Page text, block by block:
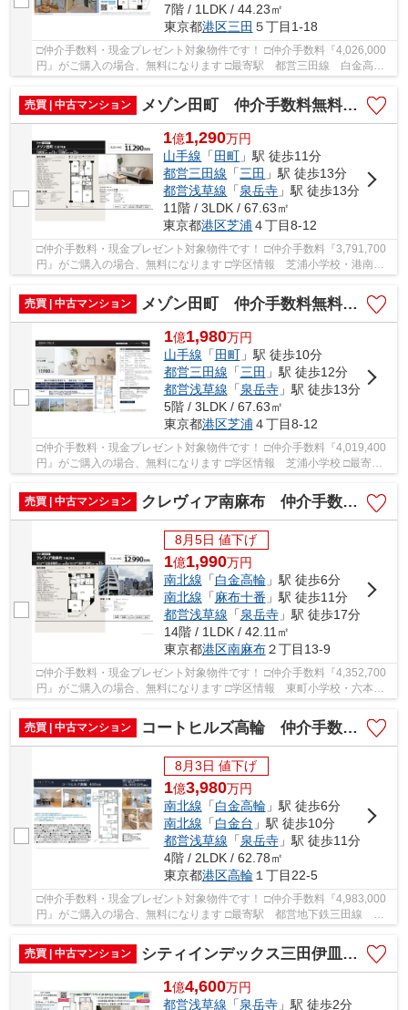
7階 / 1LDK / 44.23㎡
東京都港区三田 ５丁目1-18
□仲介手数料・現金プレゼント対象物件です！ □仲介手数料『4,026,000
円』がご購入の場合、無料になります □最寄駅 都営三田線 白金高輪
駅 徒歩約5分 □リノベーション物件 □東南×北...
売買 | 中古マンション
メゾン田町 仲介手数料無料＋60万円現金プレゼント中
1億1,290万円
山手線 「 田町 」駅 徒歩11分
都営三田線 「三田 」駅 徒歩13分
都営浅草線 「泉岳寺 」駅 徒歩13分
11階 / 3LDK / 67.63㎡
東京都港区芝浦 ４丁目8-12
□仲介手数料・現金プレゼント対象物件です！ □仲介手数料『3,791,700
円』がご購入の場合、無料になります □学区情報 芝浦小学校・港南中
学校 □最寄駅 JR山手線 田町駅 徒歩約11分 ...
売買 | 中古マンション
メゾン田町 仲介手数料無料＋60万円現金プレゼント中
1億1,980万円
山手線 「田町」駅 徒歩10分
都営三田線 「三田 」駅 徒歩12分
都営浅草線 「泉岳寺」駅 徒歩13分
5階 / 3LDK / 67.63㎡
東京都港区芝浦 ４丁目8-12
□仲介手数料・現金プレゼント対象物件です！ □仲介手数料『4,019,400
円』がご購入の場合、無料になります □学区情報 芝浦小学校 □最寄
駅 JR山手線 田町駅 徒歩約10分 □リノベーシ...
売買 | 中古マンション
クレヴィア南麻布 仲介手数料無料＋60万円現金プレゼント中
8月5日 値下げ
1億1,990万円
南北線 「白金高輪 」駅 徒歩6分
南北線 「麻布十番 」駅 徒歩11分
都営浅草線 「泉岳寺」駅 徒歩17分
14階 / 1LDK / 42.11㎡
東京都港区南麻布２丁目13-9
□仲介手数料・現金プレゼント対象物件です！ □仲介手数料『4,352,700
円』がご購入の場合、無料になります □学区情報 東町小学校・六本木
売買 | 中古マンション
コートヒルズ高輪 仲介手数料無料＋70万円現金プレゼント中
8月3日 値下げ
1億3,980万円
南北線 「白金高輪 」駅 徒歩6分
南北線 「白金台 」駅 徒歩10分
都営浅草線 「泉岳寺」駅 徒歩11分
4階 / 2LDK / 62.78㎡
東京都港区高輪 １丁目22-5
□仲介手数料・現金プレゼント対象物件です！ □仲介手数料『4,983,000
円』がご購入の場合、無料になります □最寄駅 都営地下鉄三田線 白
売買 | 中古マンション
シティインデックス三田伊皿子坂 仲介手数料無料＋80万円現金プレゼント中
1億4,600万円
都営浅草線 「泉岳寺 」駅 徒歩2分